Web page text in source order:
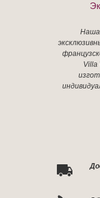
Наша
Villa